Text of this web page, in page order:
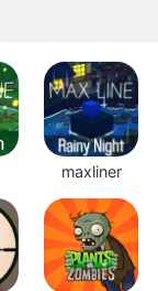
maxliner